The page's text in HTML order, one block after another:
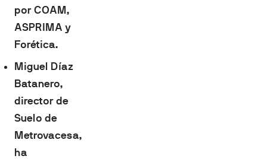
por COAM,
ASPRIMA y
Forética.
Miguel Díaz
Batanero,
director de
Suelo de
Metrovacesa,
ha